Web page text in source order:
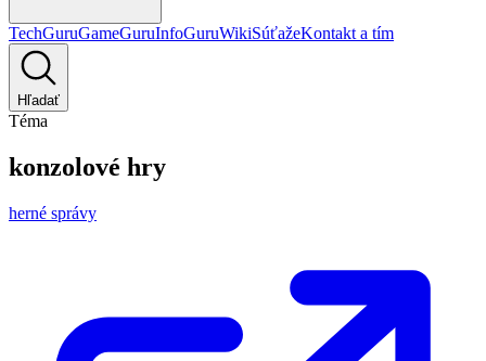
TechGuruGameGuruInfoGuruWikiSúťažeKontakt a tím
Hľadať
Téma
konzolové hry
herné správy